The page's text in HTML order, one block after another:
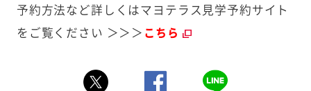
予約方法など詳しくはマヨテラス見学予約サイト
をご覧ください ＞＞＞ こちら